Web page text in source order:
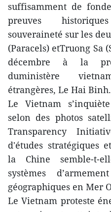
suffisamment de
preuves
souveraineté sur les
(Paracels) etTruong Sa
décembre à la
duministère
étrangères, Le Hai Binh.
Le Vietnam
selon des photos
Transparency
d'études stratégiques
la Chine semble-t-
systèmes
géographiques en Mer
​Le Vietnam proteste